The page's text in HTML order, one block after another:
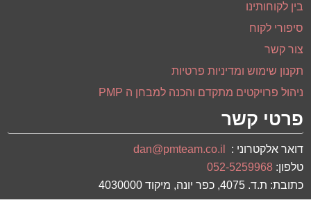
בין לקוחותינו
סיפורי לקוח
צור קשר
תקנון שימוש ומדיניות פרטיות
ניהול פרויקטים מתקדם והכנה למבחן ה PMP
פרטי קשר
דואר אלקטרוני :
dan@pmteam.co.il
טלפון:052-5259968
כתובת: ת.ד. 4075, כפר יונה, מיקוד 4030000